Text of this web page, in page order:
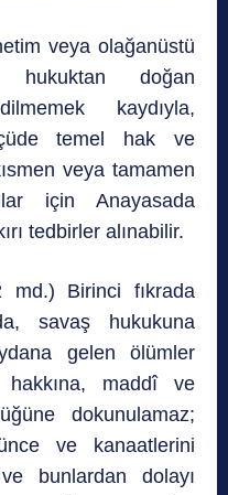
veya olağanüstü
hukuktan doğan
kaydıyla,
temel hak ve
veya tamamen
için Anayasada
tedbirler alınabilir.
md.) Birinci fıkrada
savaş hukukuna
gelen ölümler
hakkına, maddî ve
dokunulamaz;
ve kanaatlerini
bunlardan dolayı